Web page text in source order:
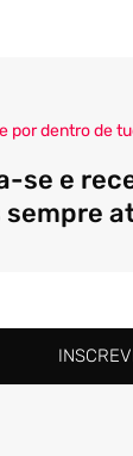
por dentro de
se e